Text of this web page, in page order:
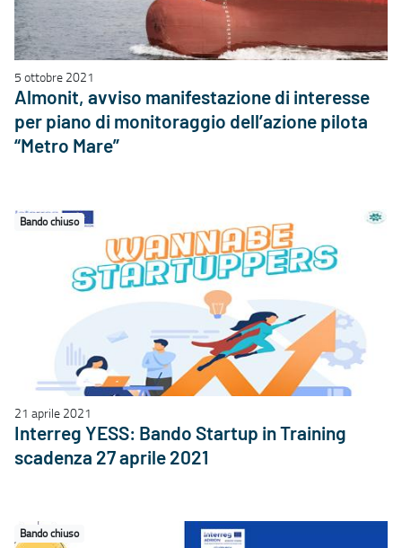
5 ottobre 2021
Almonit, avviso manifestazione di interesse
per piano di monitoraggio dell’azione pilota
“Metro Mare”
Bando chiuso
21 aprile 2021
Interreg YESS: Bando Startup in Training
scadenza 27 aprile 2021
Bando chiuso